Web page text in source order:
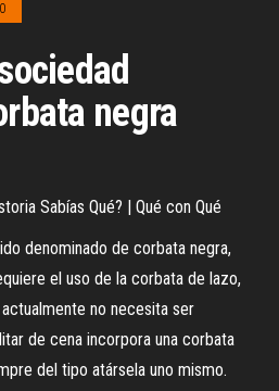
negra
Sabías Qué? | Qué con Qué
denominado de corbata negra,
el uso de la corbata de lazo,
no necesita ser
de cena incorpora una corbata
del tipo atársela uno mismo.